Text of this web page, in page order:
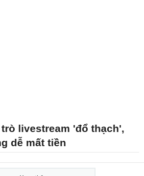
livestream 'đổ thạch',
dễ mất tiền